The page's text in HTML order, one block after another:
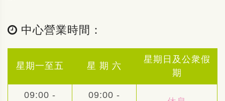
中心營業時間：
星期一至五 星 期 六
星期日及公衆假
期
09:00 - 09:00 -